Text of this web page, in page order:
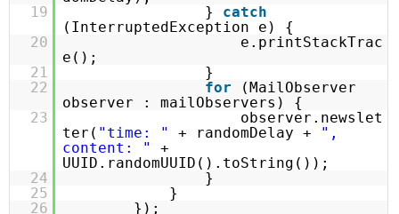
19
} catch
(InterruptedException e) {
20
e.printStackTrac
e();
21
}
22
for
(MailObserver
observer : mailObservers) {
23
observer.newslet
ter( "time: " + randomDelay +
",
content: "
+
UUID.randomUUID().toString());
24
}
25
}
26
});